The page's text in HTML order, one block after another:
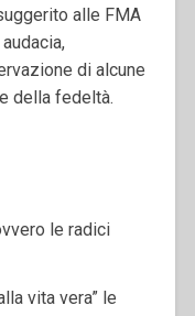
alle FMA
di alcune
della fedeltà.
le radici
vita vera” le